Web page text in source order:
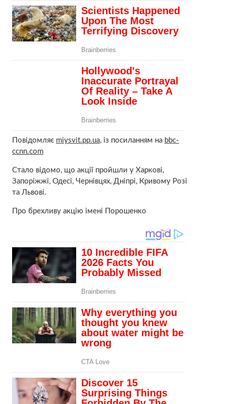
Повідомляє miysvit.pp.ua, із посиланням на bbc-
ccnn.com
Стало відомо, що акції пройшли у Харкові,
Запоріжжі, Одесі, Чернівцях, Дніпрі, Кривому Розі
та Львові.
Про брехливу акцію імені Порошенко